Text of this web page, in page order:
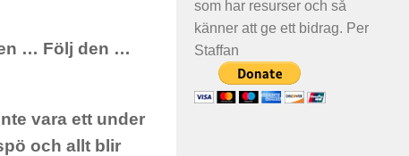
… Följ den …
vara ett under
och allt blir
som har resurser och så
känner att ge ett bidrag. Per
Staffan